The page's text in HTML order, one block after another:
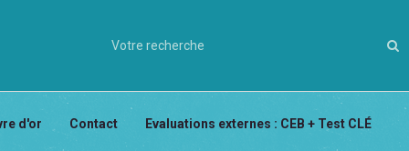
d'or Contact Evaluations externes : CEB + Test CLÉ